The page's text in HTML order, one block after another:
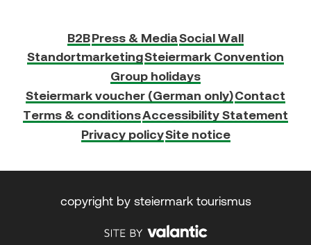
B2BPress & MediaSocial Wall
StandortmarketingSteiermark Convention
Group holidays
Steiermark voucher (German only)Contact
Terms & conditionsAccessibility Statement
Privacy policySite notice
copyright by steiermark tourismus